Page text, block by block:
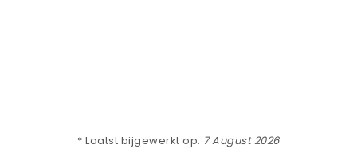
* Laatst bijgewerkt op: 7 August 2026